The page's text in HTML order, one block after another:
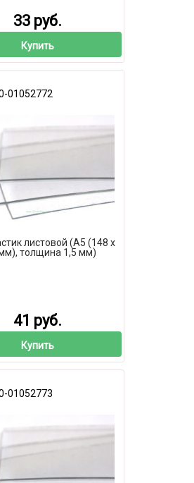
33 руб.
Купить
01052772
листовой (А5 (148 х
толщина 1,5 мм)
41 руб.
Купить
01052773